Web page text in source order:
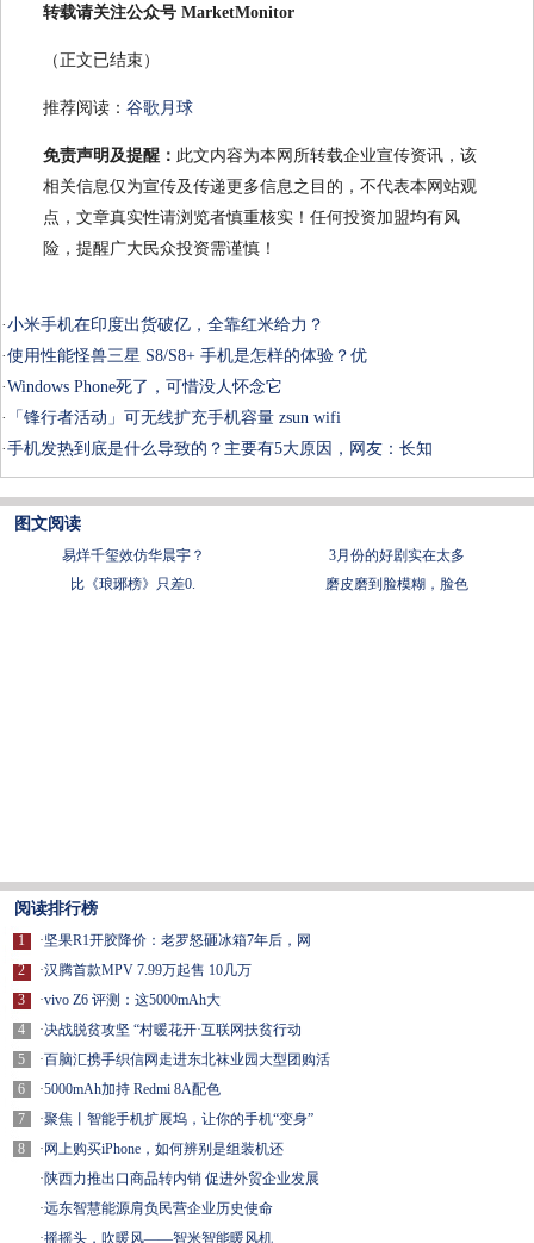
转载请关注公众号 MarketMonitor
（正文已结束）
推荐阅读： 谷歌月球
免责声明及提醒： 此文内容为本网所转载企业宣传资讯，该
相关信息仅为宣传及传递更多信息之目的，不代表本网站观
点，文章真实性请浏览者慎重核实！任何投资加盟均有风
险，提醒广大民众投资需谨慎！
·小米手机在印度出货破亿，全靠红米给力？
·使用性能怪兽三星 S8/S8+ 手机是怎样的体验？优
·Windows Phone死了，可惜没人怀念它
·
「锋行者活动」可无线扩充手机容量 zsun wifi
·手机发热到底是什么导致的？主要有5大原因，网友：长知
图文阅读
易烊千玺效仿华晨宇？
3月份的好剧实在太多
比《琅琊榜》只差0.
磨皮磨到脸模糊，脸色
阅读排行榜
1
2
3
4
5
6
7
8
·坚果R1开胶降价：老罗怒砸冰箱7年后，网
·汉腾首款MPV 7.99万起售 10几万
·vivo Z6 评测：这5000mAh大
·决战脱贫攻坚 “村暖花开·互联网扶贫行动
·百脑汇携手织信网走进东北袜业园大型团购活
·5000mAh加持 Redmi 8A配色
·聚焦丨智能手机扩展坞，让你的手机“变身”
·网上购买iPhone，如何辨别是组装机还
·陕西力推出口商品转内销 促进外贸企业发展
·远东智慧能源肩负民营企业历史使命
·摇摇头，吹暖风——智米智能暖风机